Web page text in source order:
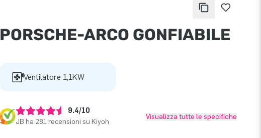
PORSCHE-ARCO GONFIABILE
Ventilatore 1,1KW
9.4/10
JB ha 281 recensioni su Kiyoh
Visualizza tutte le specifiche